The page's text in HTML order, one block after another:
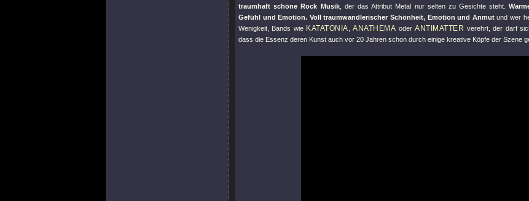
traumhaft schöne Rock Musik, der das Attribut Metal nur selten zu Gesichte steht.
Gefühl und Emotion. Voll traumwandlerischer Schönheit, Emotion und Anmutund wer
Wenigkeit, Bands wie KATATONIA ,ANATHEMA oderANTIMATTER verehrt, der darf
dass die Essenz deren Kunst auch vor 20 Jahren schon durch einige kreative Köpfe der Szene